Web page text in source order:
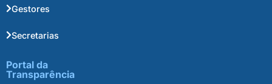
Gestores
Secretarias
Portal da
Transparência